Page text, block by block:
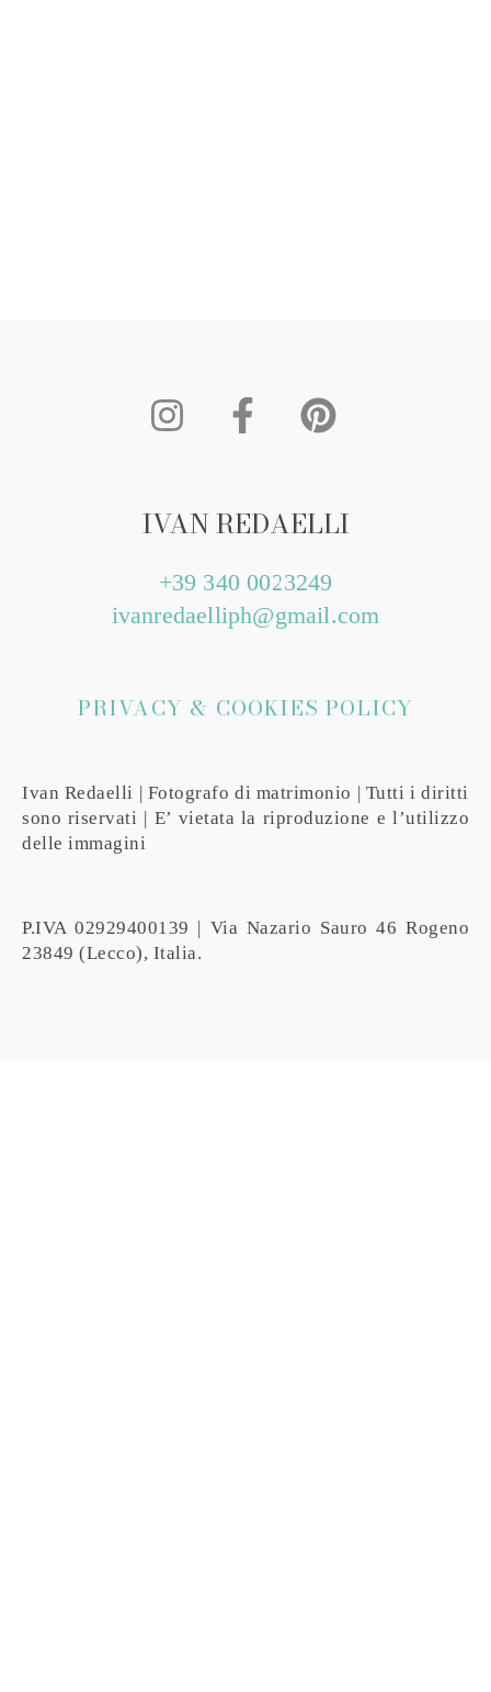
IVAN REDAELLI
+39 340 0023249
ivanredaelliph@gmail.com
PRIVACY & COOKIES POLICY
Ivan Redaelli | Fotografo di matrimonio | Tutti i diritti
sono riservati | E’ vietata la riproduzione e l’utilizzo
delle immagini
P.IVA 02929400139 | Via Nazario Sauro 46 Rogeno
23849 (Lecco), Italia.